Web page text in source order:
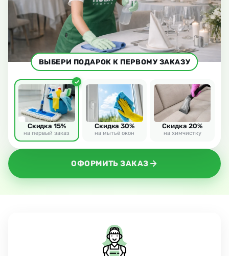
ОФОРМИТЬ ЗАКАЗ
ВЫБЕРИ ПОДАРОК К ПЕРВОМУ ЗАКАЗУ
Скидка 15%
на первый заказ
Скидка 30%
на мытьё окон
Скидка 20%
на химчистку